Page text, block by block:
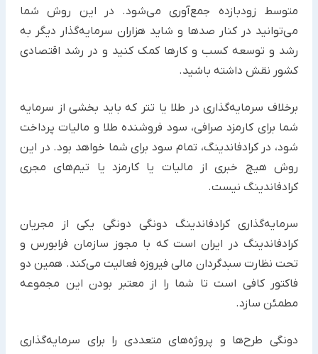
متوسط ‏زودبازده جمع‌آوری می‌شود. در این روش شما
می‌توانید در کنار صدها و شاید هزاران سرمایه‌گذار دیگر به
رشد و توسعه کسب ‏و کارها کمک کنید و در رشد اقتصادی
کشور نقش داشته باشید.
برخلاف سرمایه‌گذاری در طلا یا تتر که باید بخشی از سرمایه
شما برای کارمزد صرافی، سود فروشنده طلا و مالیات پرداخت
‏شود، ‏در کرادفاندینگ، تمام سود برای شما خواهد بود.‏ در این
روش هیچ خبری از مالیات یا کارمزد یا تیم‌های مجری
‏کرادفاندینگ نیست.‏
سرمایه‌گذاری کرادفاندینگ دونگی دونگی یکی از مجریان
کرادفاندینگ در ایران است که با مجوز سازمان فرابورس و
تحت نظارت سبدگردان مالی فیروزه فعالیت ‏می‌کند. همین دو
فاکتور کافی است تا شما را از معتبر بودن این مجموعه
مطمئن سازد.
دونگی طرح‌ها و پروژه‌های متعددی را برای سرمایه‌گذاری